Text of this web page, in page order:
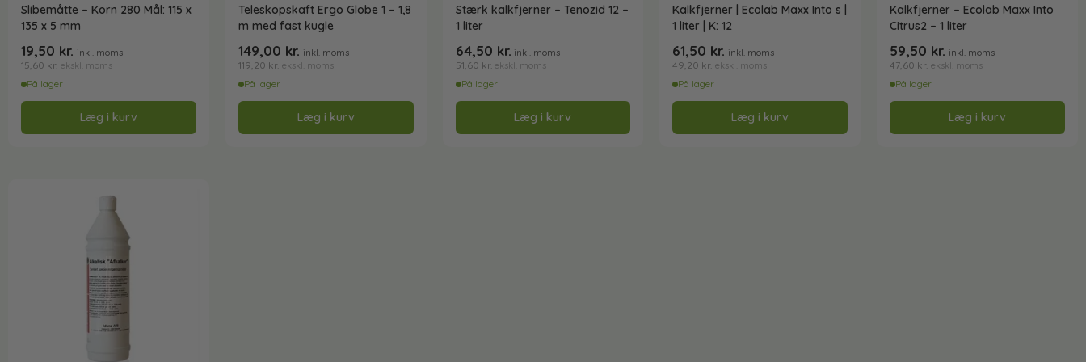
Slibemåtte – Korn 280 Mål: 115 x
135 x 5 mm
19,50 kr. inkl. moms
15,60 kr. ekskl. moms
På lager
Læg i kurv
Teleskopskaft Ergo Globe 1 – 1,8
m med fast kugle
149,00 kr. inkl. moms
119,20 kr. ekskl. moms
På lager
Læg i kurv
Stærk kalkfjerner – Tenozid 12 –
1 liter
64,50 kr. inkl. moms
51,60 kr. ekskl. moms
På lager
Læg i kurv
Kalkfjerner | Ecolab Maxx Into s |
1 liter | K: 12
61,50 kr. inkl. moms
49,20 kr. ekskl. moms
På lager
Læg i kurv
Kalkfjerner – Ecolab Maxx Into
Citrus2 – 1 liter
59,50 kr. inkl. moms
47,60 kr. ekskl. moms
På lager
Læg i kurv